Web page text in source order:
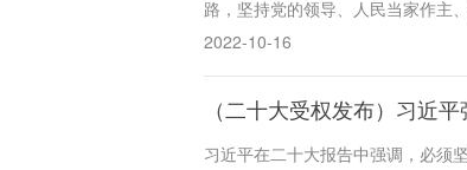
路，坚持党的领导、人民当家作主
2022-10-16
（二十大受权发布）习近
习近平在二十大报告中强调，必须